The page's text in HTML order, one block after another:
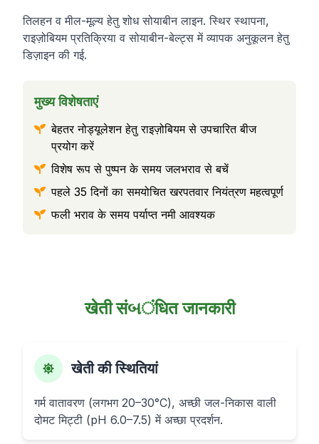
तिलहन व मील-मूल्य हेतु शोध सोयाबीन लाइन. स्थिर स्थापना,
राइज़ोबियम प्रतिक्रिया व सोयाबीन-बेल्ट्स में व्यापक अनुकूलन हेतु
डिज़ाइन की गई.
मुख्य विशेषताएं
बेहतर नोड्यूलेशन हेतु राइज़ोबियम से उपचारित बीज
प्रयोग करें
विशेष रूप से पुष्पन के समय जलभराव से बचें
पहले 35 दिनों का समयोचित खरपतवार नियंत्रण महत्वपूर्ण
फली भराव के समय पर्याप्त नमी आवश्यक
खेती संબंधित जानकारी
खेती की स्थितियां
गर्म वातावरण (लगभग 20–30°C), अच्छी जल-निकास वाली
दोमट मिट्टी (pH 6.0–7.5) में अच्छा प्रदर्शन.